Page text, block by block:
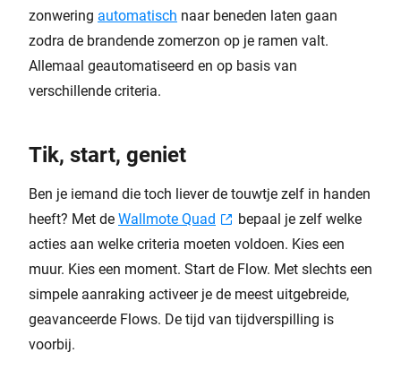
zonwering automatisch naar beneden laten gaan
zodra de brandende zomerzon op je ramen valt.
Allemaal geautomatiseerd en op basis van
verschillende criteria.
Tik, start, geniet
Ben je iemand die toch liever de touwtje zelf in handen
heeft? Met de Wallmote Quad
bepaal je zelf welke
acties aan welke criteria moeten voldoen. Kies een
muur. Kies een moment. Start de Flow. Met slechts een
simpele aanraking activeer je de meest uitgebreide,
geavanceerde Flows. De tijd van tijdverspilling is
voorbij.